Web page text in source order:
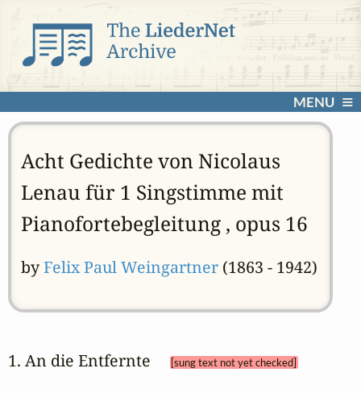
MENU
Acht Gedichte von Nicolaus
Lenau für 1 Singstimme mit
Pianofortebegleitung , opus 16
byFelix Paul Weingartner(1863 - 1942)
1. An die Entfernte [sung text not yet checked]